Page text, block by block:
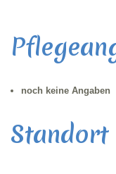
noch keine Angaben
Standort